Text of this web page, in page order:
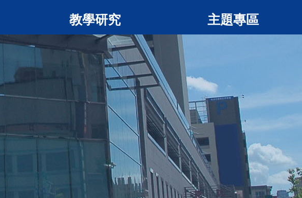
教學研究 主題專區